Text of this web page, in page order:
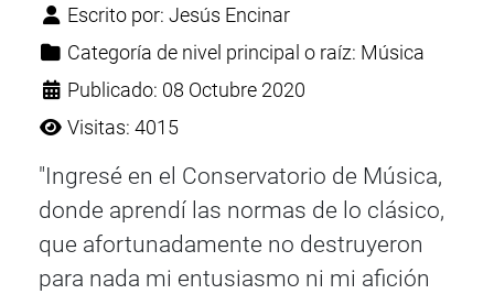
Escrito por:Jesús Encinar
Categoría de nivel principal o raíz: Música
Publicado: 08 Octubre 2020
Visitas: 4015
"Ingresé en el Conservatorio de Música,
donde aprendí las normas de lo clásico,
que afortunadamente no destruyeron
para nada mi entusiasmo ni mi afición